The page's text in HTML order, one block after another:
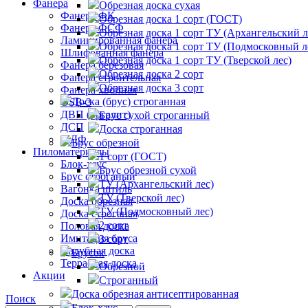
Фанера
Фанера ФК
Фанера ФСФ
Ламинированная фанера
Шлифованная фанера
Фанера березовая
Фанера строительная
Фанера хвойная
OSB-3
ДВП (оргалит)
ДСП
МДФ
Пиломатериалы
Блок-хаус
Брус строганый
Вагонка штиль
Доска обрезная
Доска строганая
Половая доска
Имитация бруса
Палубная доска
Террасная доска
Акции
Поиск
Обрезная доска сухая
Обрезная доска 1 сорт (ГОСТ)
Обрезная доска 1 сорт ТУ (Архангельский
Обрезная доска 1 сорт ТУ (Подмосковный
Обрезная доска 1 сорт ТУ (Тверской лес)
Обрезная доска 2 сорт
Обрезная доска 3 сорт
Доска (брус) строганная
Брус сухой строганный
Доска строганная
Брус обрезной
1 сорт (ГОСТ)
Брус обрезной сухой
ТУ (Архангельский лес)
ТУ (Тверской лес)
ТУ (Подмосковный лес)
2 сорт
3 сорт
Брусок
Обрезной
Строганный
Доска обрезная антисептированная